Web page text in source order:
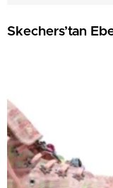
Skechers’tan